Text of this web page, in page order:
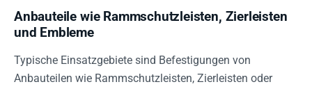
Anbauteile wie Rammschutzleisten, Zierleisten
und Embleme
Typische Einsatzgebiete sind Befestigungen von
Anbauteilen wie Rammschutzleisten, Zierleisten oder